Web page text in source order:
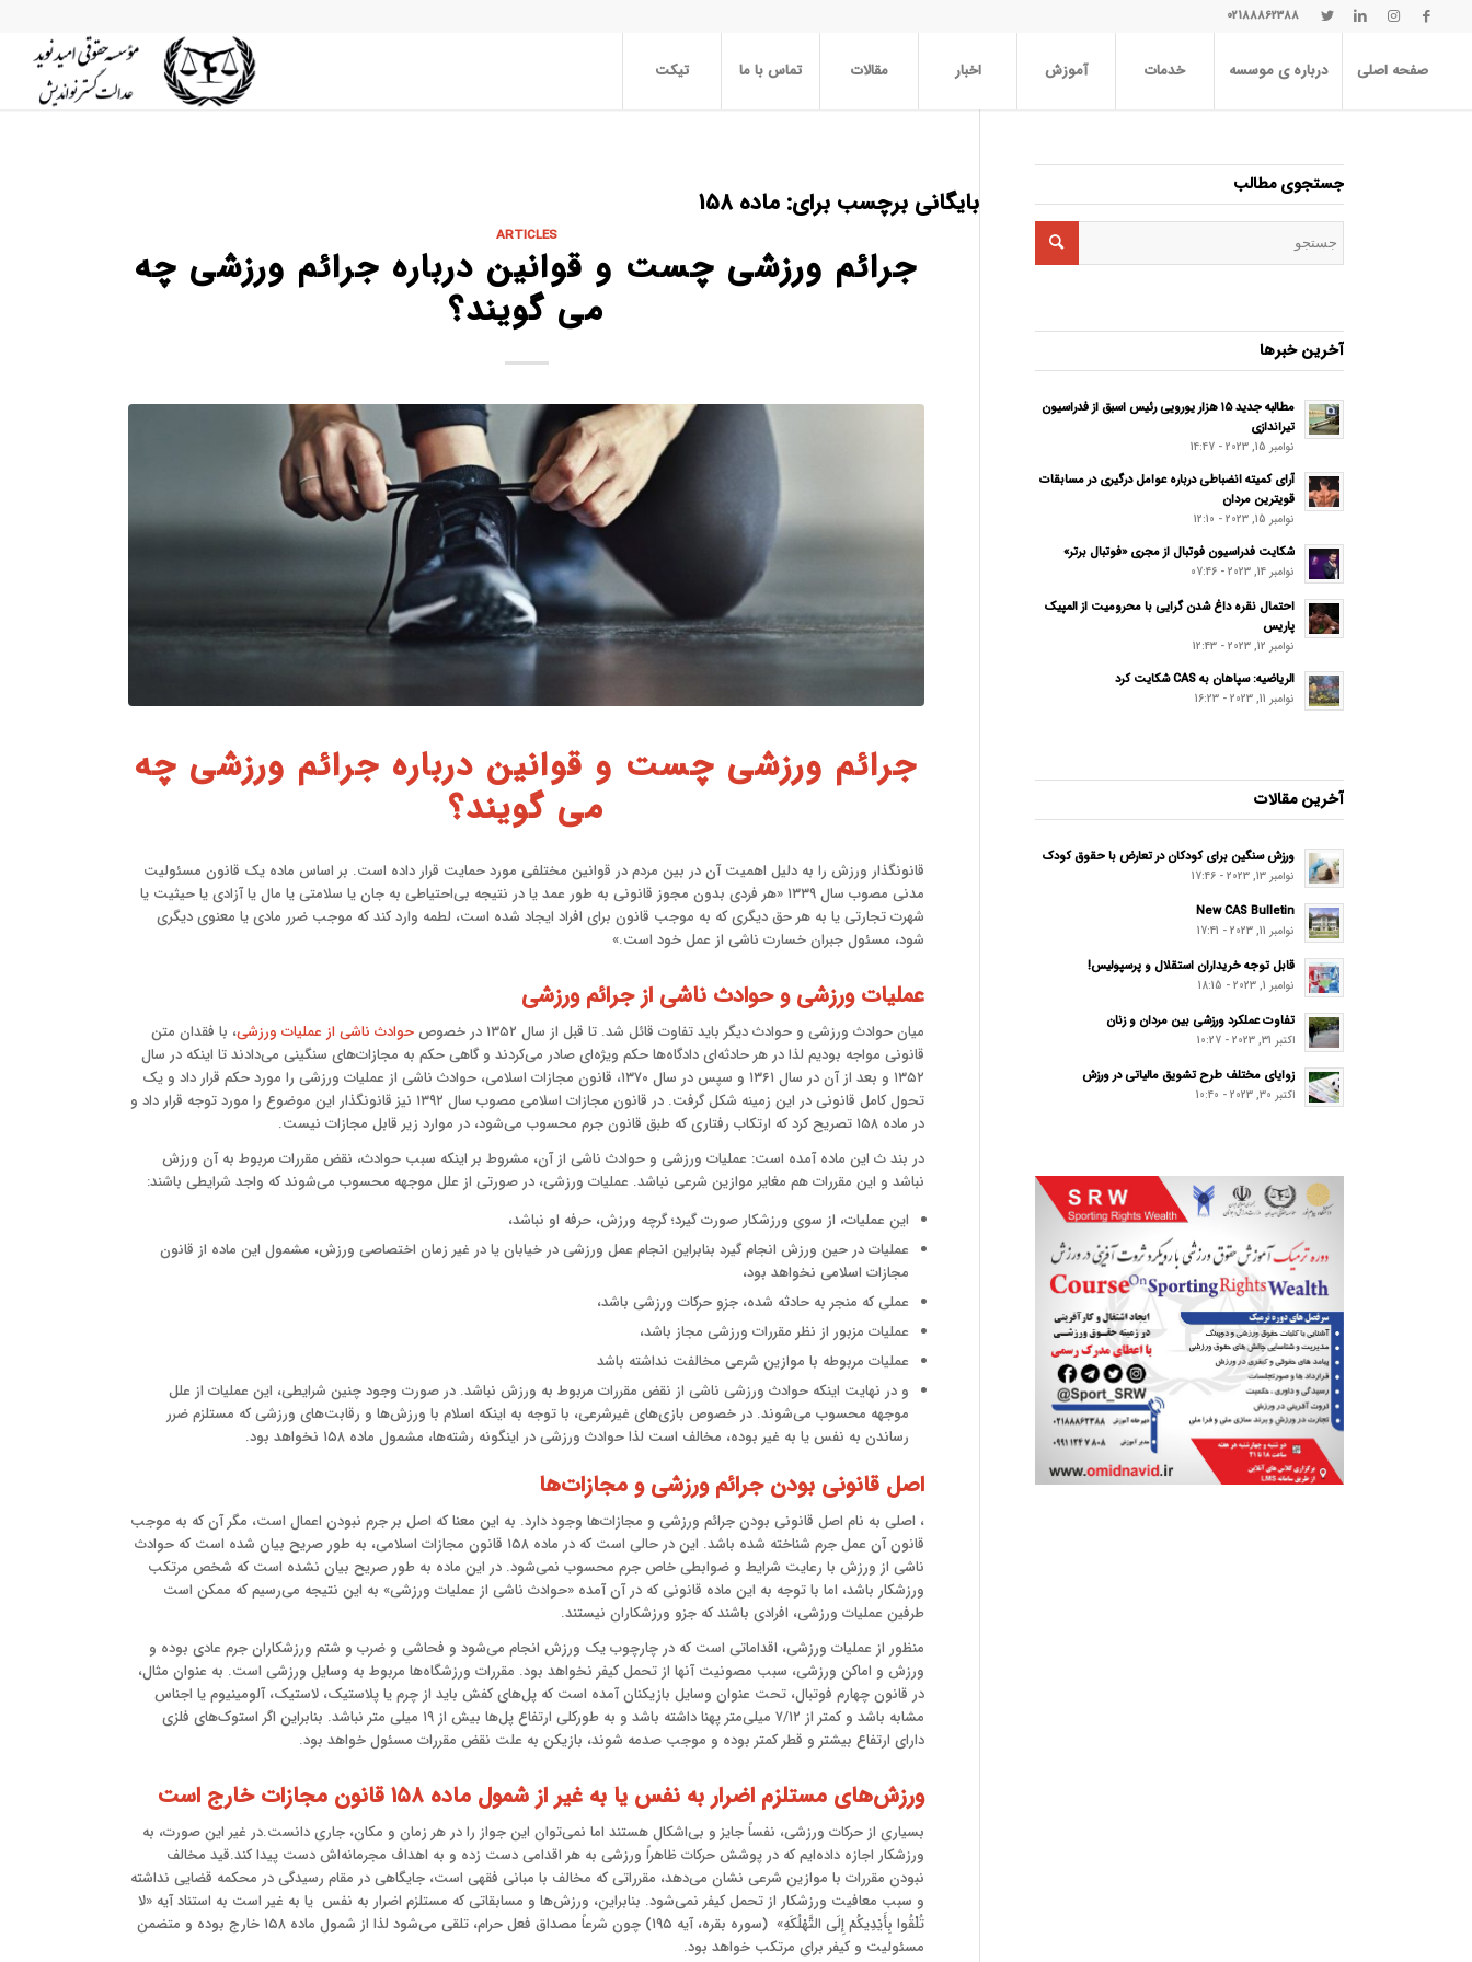
02188862388
صفحه اصلی درباره ی موسسه خدمات آموزش اخبار مقالات تماس با ما تیکت
بایگانی برچسب برای:ماده 158
ARTICLES
جرائم ورزشی چست و قوانین درباره جرائم ورزشی چه
می گویند؟
جرائم ورزشی چست و قوانین درباره جرائم ورزشی چه
می گویند؟
قانونگذار ورزش را به دلیل اهمیت آن در بین مردم در قوانین مختلفی مورد حمایت قرار داده است. بر اساس ماده یک قانون مسئولیت
مدنی مصوب سال ۱۳۳۹ «هر فردی بدون مجوز قانونی به طور عمد یا در نتیجه بی‌احتیاطی به جان یا سلامتی یا مال یا آزادی یا حیثیت یا
شهرت تجارتی یا به هر حق دیگری که به موجب قانون برای افراد ایجاد شده است، لطمه وارد کند که موجب ضرر مادی یا معنوی دیگری
شود، مسئول جبران خسارت ناشی از عمل خود است.»
عملیات ورزشی و حوادث ناشی از جرائم ورزشی
میان حوادث ورزشی و حوادث دیگر باید تفاوت قائل شد. تا قبل از سال ۱۳۵۲ در خصوص حوادث ناشی از عملیات ورزشی، با فقدان متن
قانونی مواجه بودیم لذا در هر حادثه‌ای دادگاه‌ها حکم ویژه‌ای صادر می‌کردند و گاهی حکم به مجازات‌های سنگینی می‌دادند تا اینکه در سال
۱۳۵۲ و بعد از آن در سال ۱۳۶۱ و سپس در سال ۱۳۷۰، قانون مجازات اسلامی، حوادث ناشی از عملیات ورزشی را مورد حکم قرار داد و یک
تحول کامل قانونی در این زمینه شکل گرفت. در قانون مجازات اسلامی مصوب سال ۱۳۹۲ نیز قانونگذار این موضوع را مورد توجه قرار داد و
در ماده ۱۵۸ تصریح کرد که ارتکاب رفتاری که طبق قانون جرم محسوب می‌شود، در موارد زیر قابل مجازات نیست.
در بند ث این ماده آمده است: عملیات ورزشی و حوادث ناشی از آن، مشروط بر اینکه سبب حوادث، نقض مقررات مربوط به آن ورزش
نباشد و این مقررات هم مغایر موازین شرعی نباشد. عملیات ورزشی، در صورتی از علل موجهه محسوب می‌شوند که واجد شرایطی باشند:
این عملیات، از سوی ورزشکار صورت گیرد؛ گرچه ورزش، حرفه او نباشد،
عملیات در حین ورزش انجام گیرد بنابراین انجام عمل ورزشی در خیابان یا در غیر زمان اختصاصی ورزش، مشمول این ماده از قانون
مجازات اسلامی نخواهد بود،
عملی که منجر به حادثه شده، جزو حرکات ورزشی باشد،
عملیات مزبور از نظر مقررات ورزشی مجاز باشد،
عملیات مربوطه با موازین شرعی مخالفت نداشته باشد
و در نهایت اینکه حوادث ورزشی ناشی از نقض مقررات مربوط به ورزش نباشد. در صورت وجود چنین شرایطی، این عملیات از علل
موجهه محسوب می‌شوند. در خصوص بازی‌های غیرشرعی، با توجه به اینکه اسلام با ورزش‌ها و رقابت‌های ورزشی که مستلزم ضرر
رساندن به نفس یا به غیر بوده، مخالف است لذا حوادث ورزشی در اینگونه رشته‌ها، مشمول ماده ۱۵۸ نخواهد بود.
اصل قانونی بودن جرائم ورزشی و مجازات‌ها
، اصلی به نام اصل قانونی بودن جرائم ورزشی و مجازات‌ها وجود دارد. به این معنا که اصل بر جرم نبودن اعمال است، مگر آن که به موجب
قانون آن عمل جرم شناخته شده باشد. این در حالی است که در ماده ۱۵۸ قانون مجازات اسلامی، به طور صریح بیان شده است که حوادث
ناشی از ورزش با رعایت شرایط و ضوابطی خاص جرم محسوب نمی‌شود. در این ماده به طور صریح بیان نشده است که شخص مرتکب
ورزشکار باشد، اما با توجه به این ماده قانونی که در آن آمده «حوادث ناشی از عملیات ورزشی» به این نتیجه می‌رسیم که ممکن است
طرفین عملیات ورزشی، افرادی باشند که جزو ورزشکاران نیستند.
منظور از عملیات ورزشی، اقداماتی است که در چارچوب یک ورزش انجام می‌شود و فحاشی و ضرب و شتم ورزشکاران جرم عادی بوده و
ورزش و اماکن ورزشی، سبب‌ مصونیت آنها از تحمل کیفر نخواهد بود. مقررات ورزشگاه‌ها مربوط به وسایل ورزشی است. به عنوان مثال،
در قانون چهارم فوتبال، تحت عنوان وسایل بازیکنان آمده است که پل‌های کفش باید از چرم یا پلاستیک، لاستیک، آلومینیوم یا اجناس
مشابه باشد و کمتر از ۷/۱۲ میلی‌متر پهنا داشته باشد و به طورکلی ارتفاع پل‌ها بیش از ۱۹ میلی متر نباشد. بنابراین اگر استوک‌های فلزی
دارای ارتفاع بیشتر و قطر کمتر بوده و موجب صدمه شوند، بازیکن به علت نقض مقررات مسئول خواهد بود.
ورزش‌های مستلزم اضرار به نفس یا به غیر از شمول ماده ۱۵۸ قانون مجازات خارج است
بسیاری از حرکات ورزشی، نفساً جایز و بی‌اشکال هستند اما نمی‌توان این جواز را در هر زمان و مکان، جاری دانست.در غیر این صورت، به
ورزشکار اجازه داده‌ایم که در پوشش حرکات ظاهراً ورزشی به هر اقدامی دست زده و به اهداف مجرمانه‌اش دست پیدا کند.قید مخالف
نبودن‌ مقررات‌ با موازین شرعی نشان می‌دهد، مقرراتی‌ که مخالف با مبانی فقهی است، جایگاهی در مقام رسیدگی در محکمه قضایی نداشته
و سبب معافیت ورزشکار از تحمل کیفر نمی‌شود. بنابراین، ورزش‌ها و مسابقاتی که مستلزم اضرار به نفس یا به غیر است به استناد آیه «لا
تُلْقُوا بِأَیْدِیکُمْ إِلَى التَّهْلُکَهِ» (سوره بقره، آیه ۱۹۵) چون شرعاً مصداق فعل حرام، تلقی می‌شود لذا از شمول ماده ۱۵۸ خارج بوده و متضمن
مسئولیت و کیفر برای مرتکب خواهد بود.
جستجوی مطالب
آخرین خبرها
مطالبه جدید ۱۵ هزار یورویی رئیس اسبق از فدراسیون
تیراندازی
نوامبر 15, 2023 - 14:47
آرای کمیته انضباطی درباره عوامل درگیری در مسابقات
قویترین مردان
نوامبر 15, 2023 - 12:10
شکایت فدراسیون فوتبال از مجری «فوتبال برتر»
نوامبر 14, 2023 - 07:46
احتمال نقره داغ شدن گرایی با محرومیت از المپیک
پاریس
نوامبر 12, 2023 - 12:43
الریاضیه: سپاهان به CAS شکایت کرد
نوامبر 11, 2023 - 16:23
آخرین مقالات
ورزش سنگین برای کودکان در تعارض با حقوق کودک
نوامبر 13, 2023 - 17:46
New CAS Bulletin
نوامبر 11, 2023 - 17:41
قابل توجه خریداران استقلال و پرسپولیس!
نوامبر 1, 2023 - 18:15
تفاوت عملکرد ورزشی بین مردان و زنان
اکتبر 31, 2023 - 10:27
زوایای مختلف طرح تشویق مالیاتی در ورزش
اکتبر 30, 2023 - 10:40